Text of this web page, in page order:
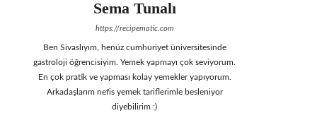
Sema Tunalı
https://recipematic.com
Ben Sivaslıyım, henüz cumhuriyet üniversitesinde
gastroloji öğrencisiyim. Yemek yapmayı çok seviyorum.
En çok pratik ve yapması kolay yemekler yapıyorum.
Arkadaşlarım nefis yemek tariflerimle besleniyor
diyebilirim :)